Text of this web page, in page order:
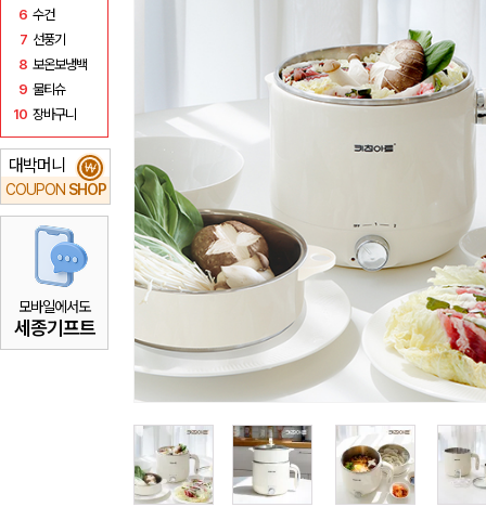
6 수건
7 선풍기
8 보온보냉백
9 물티슈
10 장바구니
대박머니
COUPON SHOP
₩
모바일에서도
세종기프트